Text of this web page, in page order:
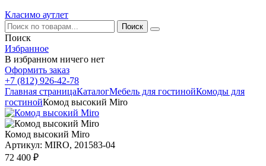
Класимо аутлет
Поиск
Избранное
В избранном ничего нет
Оформить заказ
+7 (812) 926-42-78
Главная страницаКаталогМебель для гостинойКомоды для
гостинойКомод высокий Miro
Комод высокий Miro
Артикул: MIRO, 201583-04
72 400 ₽